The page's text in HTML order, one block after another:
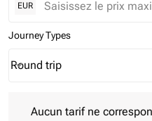
EUR
Journey Types
Journey Types option Round
Round trip
keyboard_arrow_down
Aucun tarif ne